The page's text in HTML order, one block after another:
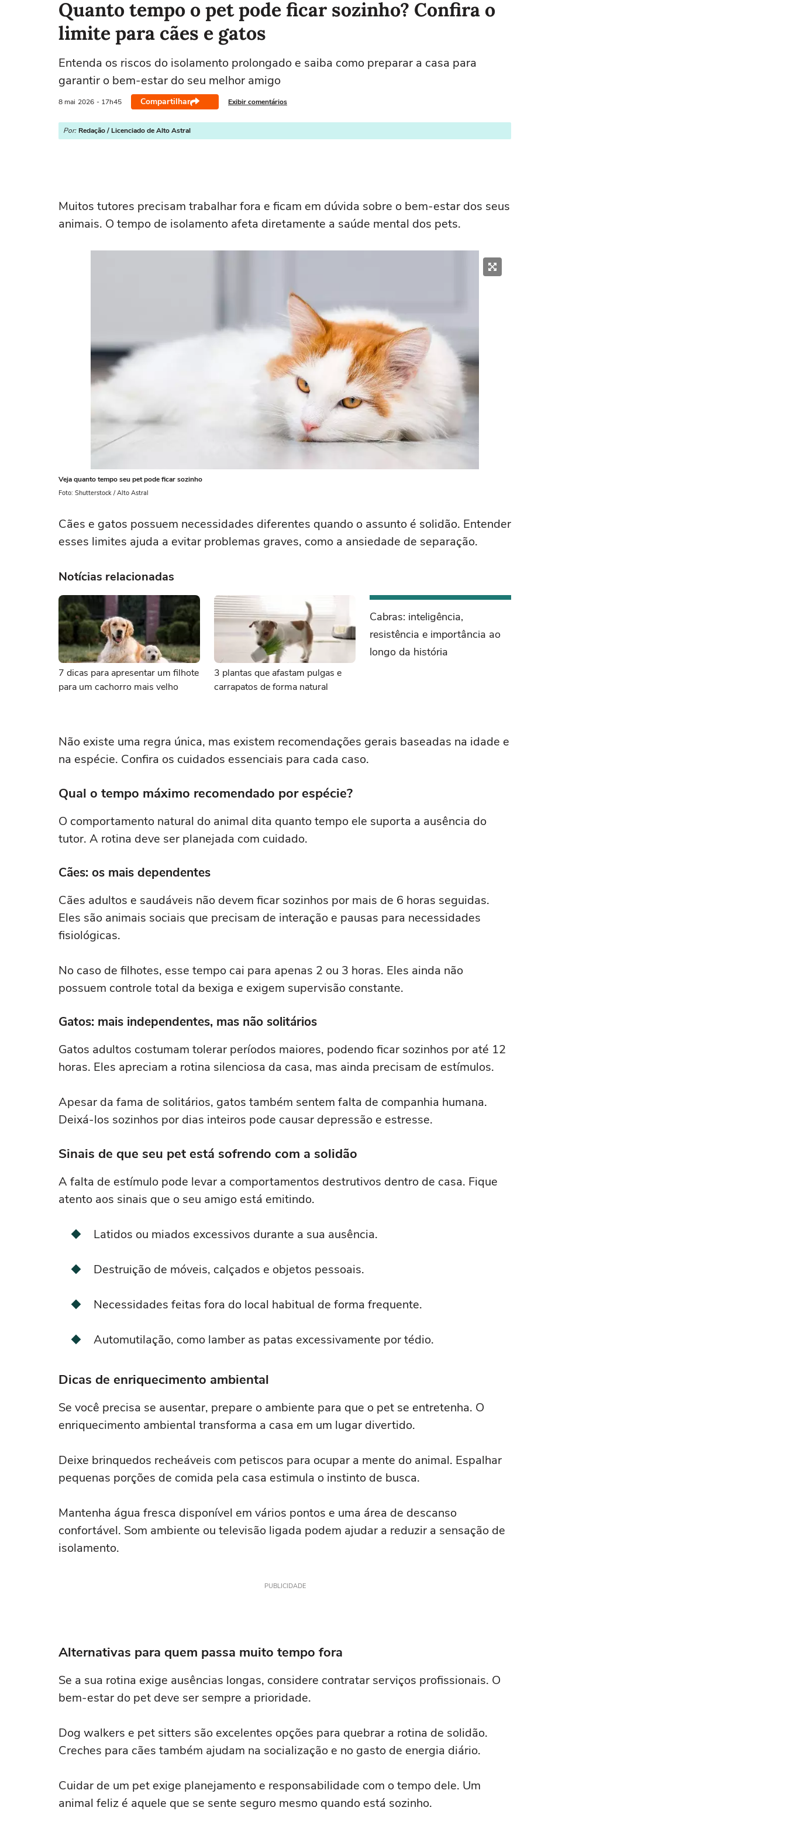
Quanto tempo o pet pode ficar sozinho? Confira o
limite para cães e gatos
Entenda os riscos do isolamento prolongado e saiba como preparar a casa para
garantir o bem-estar do seu melhor amigo
8 mai 2026 - 17h45 Compartilhar Exibir comentários
Por: Redação / Licenciado de Alto Astral
Muitos tutores precisam trabalhar fora e ficam em dúvida sobre o bem-estar dos seus
animais. O tempo de isolamento afeta diretamente a saúde mental dos pets.
Veja quanto tempo seu pet pode ficar sozinho
Foto: Shutterstock / Alto Astral
Cães e gatos possuem necessidades diferentes quando o assunto é solidão. Entender
esses limites ajuda a evitar problemas graves, como a ansiedade de separação.
Notícias relacionadas
7 dicas para apresentar um filhote
para um cachorro mais velho
3 plantas que afastam pulgas e
carrapatos de forma natural
Cabras: inteligência,
resistência e importância ao
longo da história
Não existe uma regra única, mas existem recomendações gerais baseadas na idade e
na espécie. Confira os cuidados essenciais para cada caso.
Qual o tempo máximo recomendado por espécie?
O comportamento natural do animal dita quanto tempo ele suporta a ausência do
tutor. A rotina deve ser planejada com cuidado.
Cães: os mais dependentes
Cães adultos e saudáveis não devem ficar sozinhos por mais de 6 horas seguidas.
Eles são animais sociais que precisam de interação e pausas para necessidades
fisiológicas.
No caso de filhotes, esse tempo cai para apenas 2 ou 3 horas. Eles ainda não
possuem controle total da bexiga e exigem supervisão constante.
Gatos: mais independentes, mas não solitários
Gatos adultos costumam tolerar períodos maiores, podendo ficar sozinhos por até 12
horas. Eles apreciam a rotina silenciosa da casa, mas ainda precisam de estímulos.
Apesar da fama de solitários, gatos também sentem falta de companhia humana.
Deixá-los sozinhos por dias inteiros pode causar depressão e estresse.
Sinais de que seu pet está sofrendo com a solidão
A falta de estímulo pode levar a comportamentos destrutivos dentro de casa. Fique
atento aos sinais que o seu amigo está emitindo.
Latidos ou miados excessivos durante a sua ausência.
Destruição de móveis, calçados e objetos pessoais.
Necessidades feitas fora do local habitual de forma frequente.
Automutilação, como lamber as patas excessivamente por tédio.
Dicas de enriquecimento ambiental
Se você precisa se ausentar, prepare o ambiente para que o pet se entretenha. O
enriquecimento ambiental transforma a casa em um lugar divertido.
Deixe brinquedos recheáveis com petiscos para ocupar a mente do animal. Espalhar
pequenas porções de comida pela casa estimula o instinto de busca.
Mantenha água fresca disponível em vários pontos e uma área de descanso
confortável. Som ambiente ou televisão ligada podem ajudar a reduzir a sensação de
isolamento.
PUBLICIDADE
Alternativas para quem passa muito tempo fora
Se a sua rotina exige ausências longas, considere contratar serviços profissionais. O
bem-estar do pet deve ser sempre a prioridade.
Dog walkers e pet sitters são excelentes opções para quebrar a rotina de solidão.
Creches para cães também ajudam na socialização e no gasto de energia diário.
Cuidar de um pet exige planejamento e responsabilidade com o tempo dele. Um
animal feliz é aquele que se sente seguro mesmo quando está sozinho.